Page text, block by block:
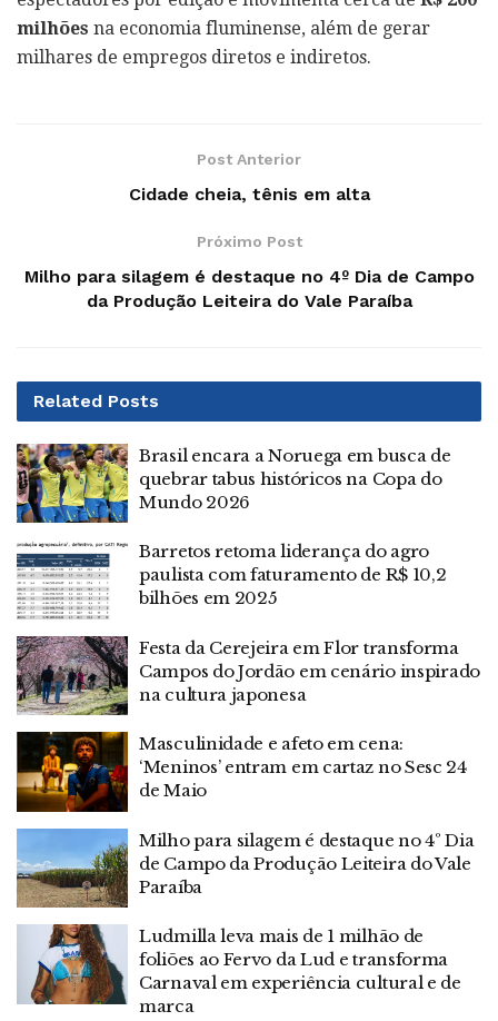
milhões na economia fluminense, além de gerar
milhares de empregos diretos e indiretos.
Post Anterior
Cidade cheia, tênis em alta
Próximo Post
Milho para silagem é destaque no 4º Dia de Campo
da Produção Leiteira do Vale Paraíba
Related Posts
Brasil encara a Noruega em busca de
quebrar tabus históricos na Copa do
Mundo 2026
Barretos retoma liderança do agro
paulista com faturamento de R$ 10,2
bilhões em 2025
Festa da Cerejeira em Flor transforma
Campos do Jordão em cenário inspirado
na cultura japonesa
Masculinidade e afeto em cena:
‘Meninos’ entram em cartaz no Sesc 24
de Maio
Milho para silagem é destaque no 4º Dia
de Campo da Produção Leiteira do Vale
Paraíba
Ludmilla leva mais de 1 milhão de
foliões ao Fervo da Lud e transforma
Carnaval em experiência cultural e de
marca